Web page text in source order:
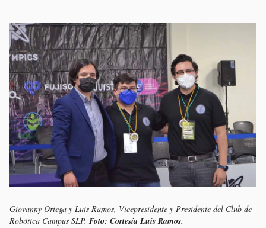
Giovanny Ortega y Luis Ramos, Vicepresidente y Presidente del Club de
Robótica Campus SLP. Foto: Cortesía Luis Ramos.